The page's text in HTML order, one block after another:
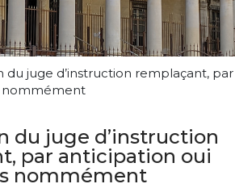
du juge d’instruction remplaçant, par
nommément
du juge d’instruction
par anticipation oui
nommément